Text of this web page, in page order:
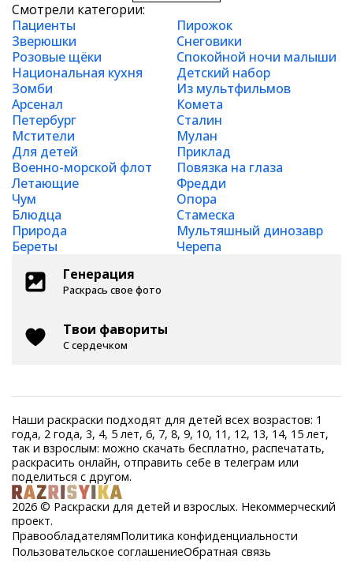
Смотрели категории:
Пациенты
Пирожок
Зверюшки
Снеговики
Розовые щёки
Спокойной ночи малыши
Национальная кухня
Детский набор
Зомби
Из мультфильмов
Арсенал
Комета
Петербург
Сталин
Мстители
Мулан
Для детей
Приклад
Военно-морской флот
Повязка на глаза
Летающие
Фредди
Чум
Опора
Блюдца
Стамеска
Природа
Мультяшный динозавр
Береты
Черепа
Генерация
Раскрась свое фото
Твои фавориты
С сердечком
Наши раскраски подходят для детей всех возрастов: 1
года, 2 года, 3, 4, 5 лет, 6, 7, 8, 9, 10, 11, 12, 13, 14, 15 лет,
так и взрослым: можно скачать бесплатно, распечатать,
раскрасить онлайн, отправить себе в телеграм или
поделиться с другом.
2026 © Раскраски для детей и взрослых. Некоммерческий
проект.
ПравообладателямПолитика конфиденциальности
Пользовательское соглашениеОбратная связь